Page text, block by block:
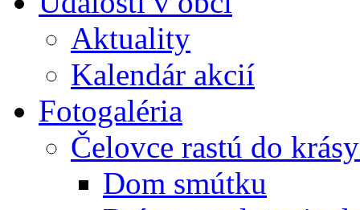
Aktuality
Kalendár akcií
Fotogaléria
Čelovce rastú do
Dom smútku